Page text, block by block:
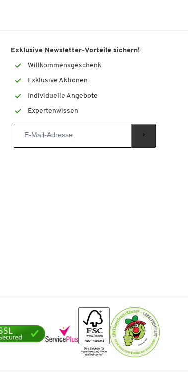
Exklusive Newsletter-Vorteile sichern!
Willkommensgeschenk
Exklusive Aktionen
Individuelle Angebote
Expertenwissen